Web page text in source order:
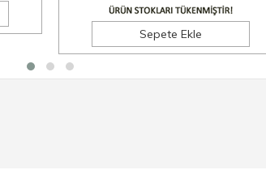
Sepete Ekle